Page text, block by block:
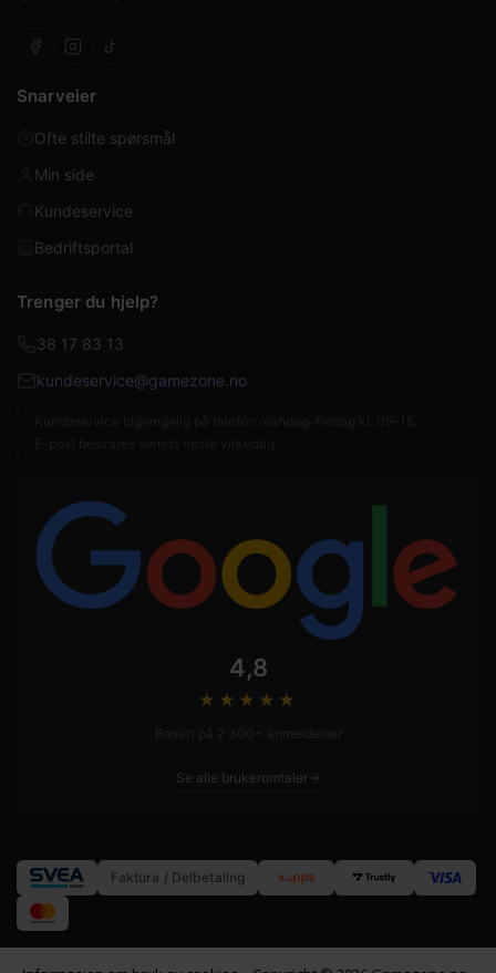
Snarveier
Ofte stilte spørsmål
Min side
Kundeservice
Bedriftsportal
Trenger du hjelp?
38 17 83 13
kundeservice@gamezone.no
4,8
★★★★ ★
Se alle brukeromtaler
Faktura / Delbetaling